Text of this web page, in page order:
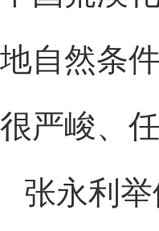
地自然条
很严峻、
张永利举